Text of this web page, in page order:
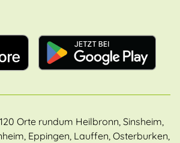
Orte rundum Heilbronn, Sinsheim,
Eppingen, Lauffen, Osterburken,